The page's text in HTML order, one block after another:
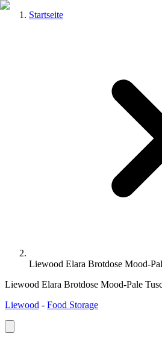
Startseite
Liewood Elara Brotdose Mood-
Liewood Elara Brotdose Mood-Pale
Liewood - Food Storage